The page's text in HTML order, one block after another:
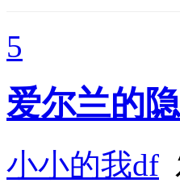
5
爱尔兰的
小小的我df